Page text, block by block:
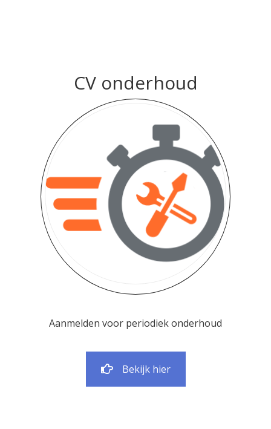
CV onderhoud
Aanmelden voor periodiek onderhoud
Bekijk hier